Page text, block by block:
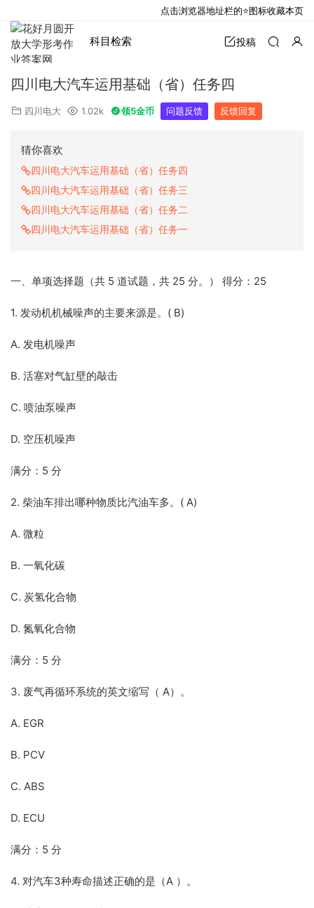
科目检索 投稿
四川电大汽车运用基础（省）任务四
四川电大 1.02k 领5金币 问题反馈 反馈回复
猜你喜欢
四川电大汽车运用基础（省）任务四
四川电大汽车运用基础（省）任务三
四川电大汽车运用基础（省）任务二
四川电大汽车运用基础（省）任务一
一、单项选择题（共 5 道试题，共 25 分。） 得分：25
1. 发动机机械噪声的主要来源是。( B)
A. 发电机噪声
B. 活塞对气缸壁的敲击
C. 喷油泵噪声
D. 空压机噪声
满分：5 分
2. 柴油车排出哪种物质比汽油车多。( A)
A. 微粒
B. 一氧化碳
C. 炭氢化合物
D. 氮氧化合物
满分：5 分
3. 废气再循环系统的英文缩写（ A）。
A. EGR
B. PCV
C. ABS
D. ECU
满分：5 分
4. 对汽车3种寿命描述正确的是（A ）。
点击浏览器地址栏的⭐图标收藏本页